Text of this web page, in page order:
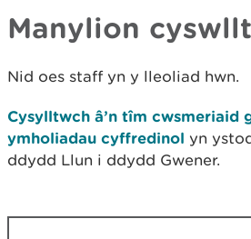
Manylion cyswllt
Nid oes staff yn y lleoliad hwn.
Cysylltwch â’n tîm cwsmeriaid
ymholiadau cyffredinol yn
ddydd Llun i ddydd Gwener.